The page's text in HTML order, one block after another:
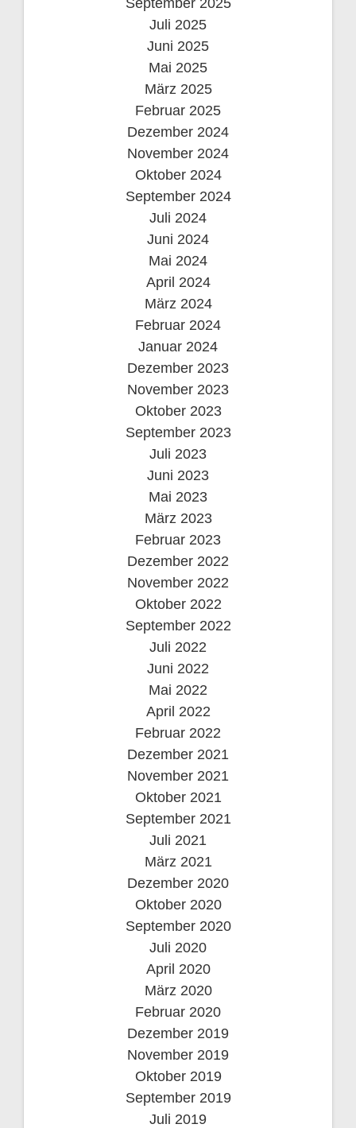
Juli 2025
Juni 2025
Mai 2025
März 2025
Februar 2025
Dezember 2024
November 2024
Oktober 2024
September 2024
Juli 2024
Juni 2024
Mai 2024
April 2024
März 2024
Februar 2024
Januar 2024
Dezember 2023
November 2023
Oktober 2023
September 2023
Juli 2023
Juni 2023
Mai 2023
März 2023
Februar 2023
Dezember 2022
November 2022
Oktober 2022
September 2022
Juli 2022
Juni 2022
Mai 2022
April 2022
Februar 2022
Dezember 2021
November 2021
Oktober 2021
September 2021
Juli 2021
März 2021
Dezember 2020
Oktober 2020
September 2020
Juli 2020
April 2020
März 2020
Februar 2020
Dezember 2019
November 2019
Oktober 2019
September 2019
Juli 2019